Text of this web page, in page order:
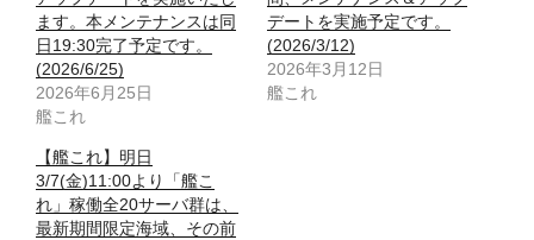
ます。本メンテナンスは同
日19:30完了予定です。
(2026/6/25)
2026年6月25日
艦これ
デートを実施予定です。
(2026/3/12)
2026年3月12日
艦これ
【艦これ】明日
3/7(金)11:00より「艦こ
れ」稼働全20サーバ群は、
最新期間限定海域、その前